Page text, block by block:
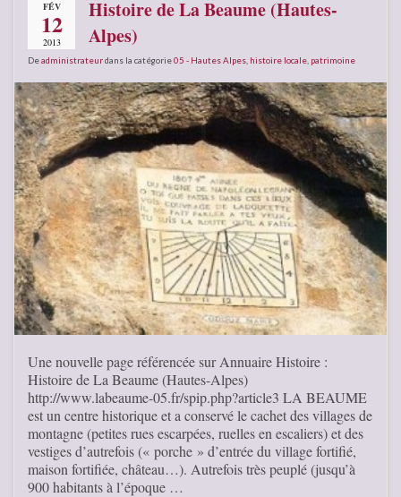
FÉV
12
2013
Histoire de La Beaume (Hautes-
Alpes)
Deadministrateurdans la catégorie05 - Hautes Alpes histoire locale patrimoine
Une nouvelle page référencée sur Annuaire Histoire :
Histoire de La Beaume (Hautes-Alpes)
http://www.labeaume-05.fr/spip.php?article3 LA BEAUME
est un centre historique et a conservé le cachet des villages de
montagne (petites rues escarpées, ruelles en escaliers) et des
vestiges d’autrefois (« porche » d’entrée du village fortifié,
maison fortifiée, château…). Autrefois très peuplé (jusqu’à
900 habitants à l’époque …